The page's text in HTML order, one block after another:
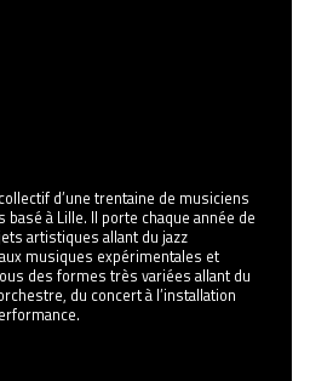
d’une trentaine de musiciens
basé à Lille. Il porte chaque année de
artistiques allant du jazz
musiques expérimentales et
des formes très variées allant du
du concert à l’installation